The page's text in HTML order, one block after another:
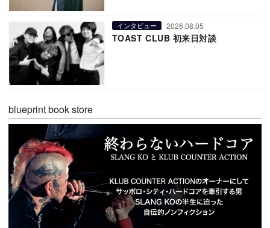
インタビュー 2026.08.05
TOAST CLUB 初来日対談
blueprint book store